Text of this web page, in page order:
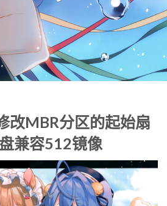
改MBR分区的起始扇
兼容512镜像